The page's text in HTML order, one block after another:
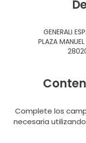
GENERALI
PLAZA
Complete los
necesaria